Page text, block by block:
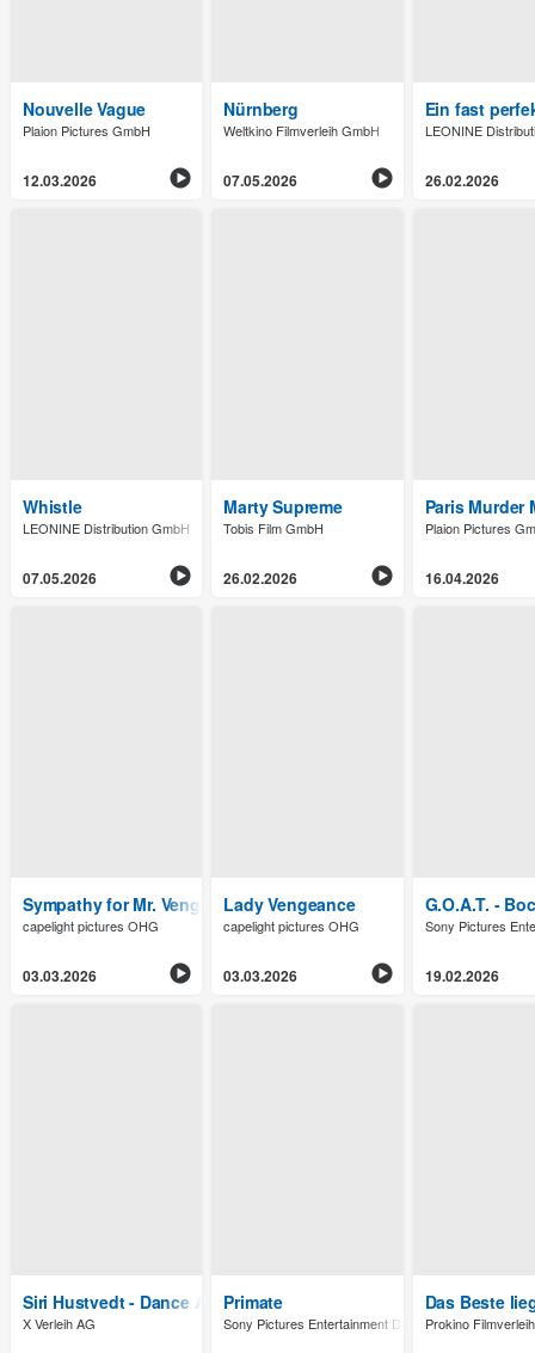
Nouvelle Vague
Plaion Pictures GmbH
12.03.2026
Nürnberg
Weltkino Filmverleih GmbH
07.05.2026
Ein fast
LEONINE
26.02.2026
Whistle
LEONINE Distribution GmbH
07.05.2026
Marty Supreme
Tobis Film GmbH
26.02.2026
Paris Murder
Plaion Pictures
16.04.2026
Sympathy for Mr. Vengeance
capelight pictures OHG
03.03.2026
Lady Vengeance
capelight pictures OHG
03.03.2026
G.O.A.T. -
Sony Pictures
19.02.2026
Siri Hustvedt - Dance Around The Self
X Verleih AG
Primate
Sony Pictures Entertainment Deutschland GmbH
Das Beste
Prokino